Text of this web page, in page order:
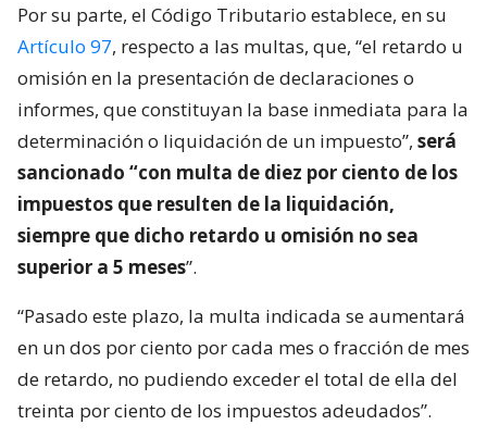
Por su parte, el Código Tributario establece, en su
Artículo 97, respecto a las multas, que, “el retardo u
omisión en la presentación de declaraciones o
informes, que constituyan la base inmediata para la
determinación o liquidación de un impuesto”, será
sancionado “con multa de diez por ciento de los
impuestos que resulten de la liquidación,
siempre que dicho retardo u omisión no sea
superior a 5 meses”.
“Pasado este plazo, la multa indicada se aumentará
en un dos por ciento por cada mes o fracción de mes
de retardo, no pudiendo exceder el total de ella del
treinta por ciento de los impuestos adeudados”.